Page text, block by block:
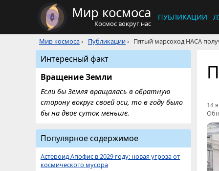
Мир космоса
Космос вокруг нас
ПУБЛИКАЦИИ
Мир космоса› Публикации› Пятый марсоход НАСА
14
Интересный факт
Вращение Земли
Если бы Земля вращалась в обратную
сторону вокруг своей оси, то в году было
бы на двое суток меньше.
Популярное содержимое
Астероид Апофис в 2029 году: новая угроза от
космического мусора